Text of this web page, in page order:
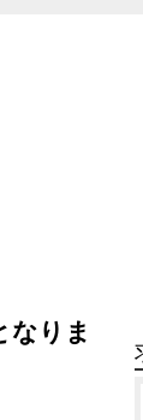
なりま